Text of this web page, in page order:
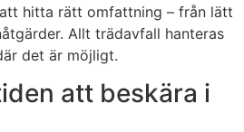
hitta rätt omfattning – från lätt
Allt trädavfall hanteras
det är möjligt.
att beskära i